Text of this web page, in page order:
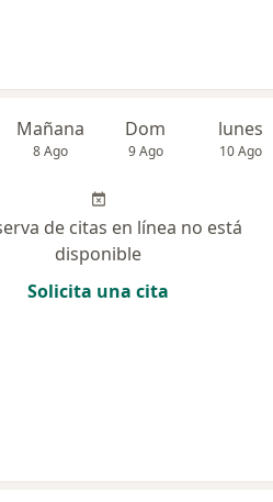
Mañana
8 Ago
Dom
9 Ago
lunes
10 Ago
de citas en línea no está
disponible
Solicita una cita